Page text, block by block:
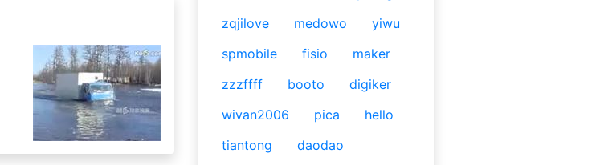
zqjilove
medowo
yiwu
spmobile
fisio
maker
zzzffff
booto
digiker
wivan2006
pica
hello
tiantong
daodao